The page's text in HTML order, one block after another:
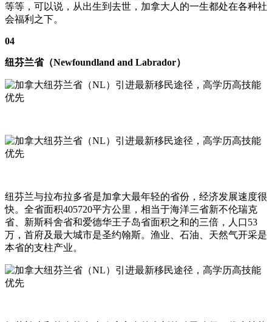
等等，可以说，从出生到去世，加拿大人的一生都处在各种社
会福利之下。
04
纽芬兰省（Newfoundland and Labrador）
纽芬兰与拉布拉多省是加拿大最年轻的省份，经济发展速度很
快。全省面积405720平方公里，相当于海洋三省新不伦瑞克
省、新斯科舍省和爱德华王子岛省面积之和的三倍，人口53
万，首府及最大城市是圣约翰斯。渔业、石油、天然气开采是
本省的支柱产业。